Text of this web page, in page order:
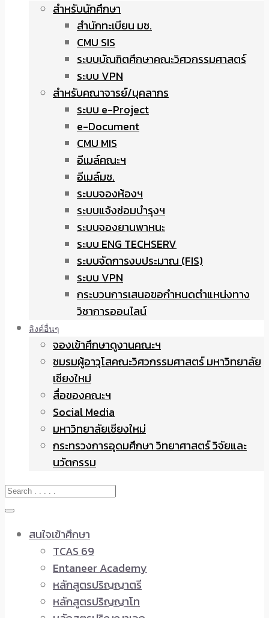
สำหรับนักศึกษา
สำนักทะเบียน มช.
CMU SIS
ระบบบัณฑิตศึกษาคณะวิศวกรรมศาสตร์
ระบบ VPN
สำหรับคณาจารย์/บุคลากร
ระบบ e-Project
e-Document
CMU MIS
อีเมล์คณะฯ
อีเมล์มช.
ระบบจองห้องฯ
ระบบแจ้งซ่อมบำรุงฯ
ระบบจองยานพาหนะ
ระบบ ENG TECHSERV
ระบบจัดการงบประมาณ (FIS)
ระบบ VPN
กระบวนการเสนอขอกำหนดตำแหน่งทาง
วิชาการออนไลน์
ลิงค์อื่นๆ
จองเข้าศึกษาดูงานคณะฯ
ชมรมผู้อาวุโสคณะวิศวกรรมศาสตร์ มหาวิทยาลัย
เชียงใหม่
สื่อของคณะฯ
Social Media
มหาวิทยาลัยเชียงใหม่
กระทรวงการอุดมศึกษา วิทยาศาสตร์ วิจัยและ
นวัตกรรม
สนใจเข้าศึกษา
TCAS 69
Entaneer Academy
หลักสูตรปริญญาตรี
หลักสูตรปริญญาโท